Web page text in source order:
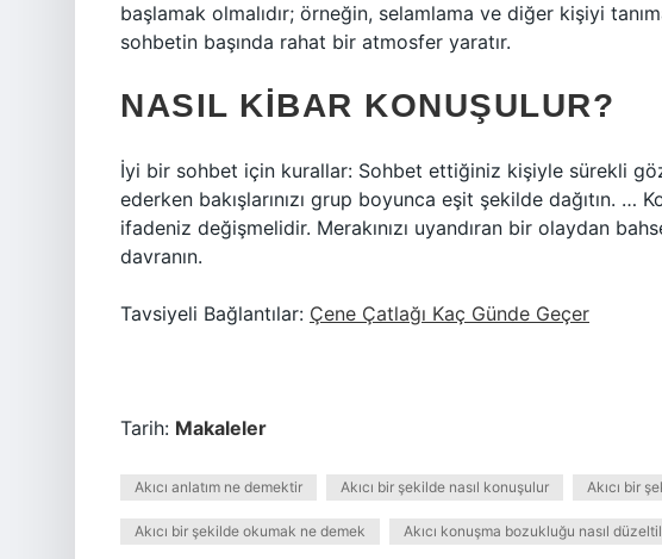
başlamak olmalıdır; örneğin, selamlama ve diğer kişiyi
sohbetin başında rahat bir atmosfer yaratır.
NASIL KIBAR KONUŞULUR?
İyi bir sohbet için kurallar: Sohbet ettiğiniz kişiyle sürekli
ederken bakışlarınızı grup boyunca eşit şekilde dağıtın. …
ifadeniz değişmelidir. Merakınızı uyandıran bir olaydan
davranın.
Tavsiyeli Bağlantılar: Çene Çatlağı Kaç Günde Geçer
Tarih: Makaleler
Akıcı anlatım ne demektir Akıcı bir şekilde nasıl konuşulur Akıcı bir
Akıcı bir şekilde okumak ne demek Akıcı konuşma bozukluğu nasıl